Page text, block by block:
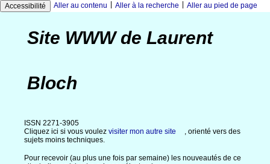
Accessibilité Aller au contenu Aller à la recherche Aller au pied de page
Site WWW de Laurent
Bloch
ISSN 2271-3905
Cliquez ici si vous voulez visiter mon autre site
, orienté vers des
sujets moins techniques.
Pour recevoir (au plus une fois par semaine) les nouveautés de ce